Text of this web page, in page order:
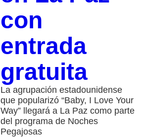
con
entrada
gratuita
La agrupación estadounidense
que popularizó “Baby, I Love Your
Way” llegará a La Paz como parte
del programa de Noches
Pegajosas